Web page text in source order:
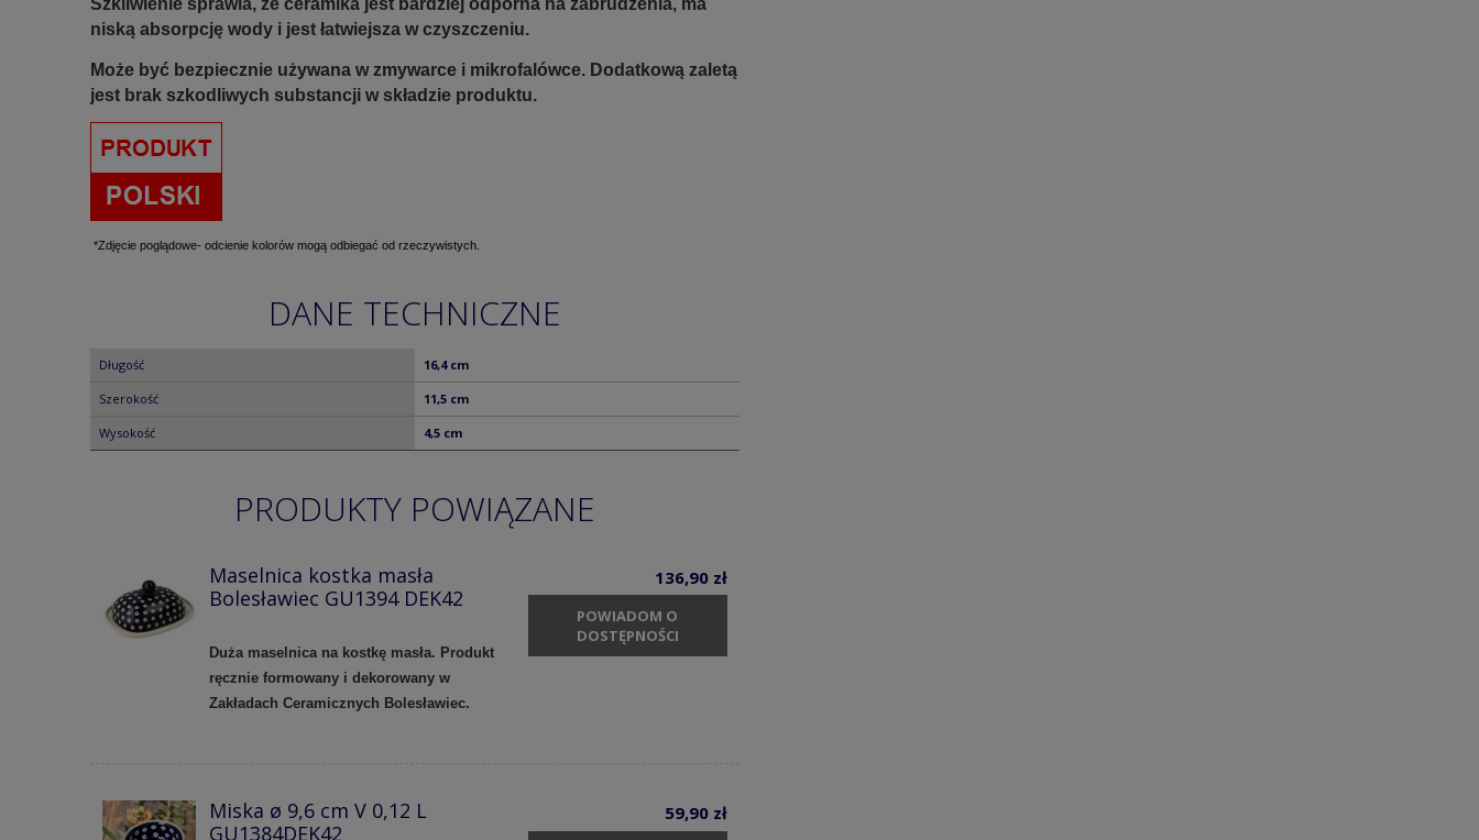
Szkliwienie sprawia, że ceramika jest bardziej odporna na zabrudzenia, ma
niską absorpcję wody i jest łatwiejsza w czyszczeniu.
Może być bezpiecznie używana w zmywarce i mikrofalówce. Dodatkową zaletą
jest brak szkodliwych substancji w składzie produktu.
*Zdjęcie poglądowe- odcienie kolorów mogą odbiegać od rzeczywistych.
DANE TECHNICZNE
Długość 16,4 cm
Szerokość 11,5 cm
Wysokość 4,5 cm
PRODUKTY POWIĄZANE
Maselnica kostka masła
Bolesławiec GU1394 DEK42
Duża maselnica na kostkę masła. Produkt
ręcznie formowany i dekorowany w
Zakładach Ceramicznych Bolesławiec.
136,90 zł
POWIADOM O
DOSTĘPNOŚCI
Miska ø 9,6 cm V 0,12 L
GU1384DEK42
59,90 zł